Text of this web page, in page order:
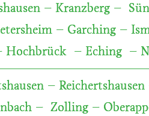
– Kranzberg –
– Garching –
Hochbrück – Eching –
–
– Zolling –